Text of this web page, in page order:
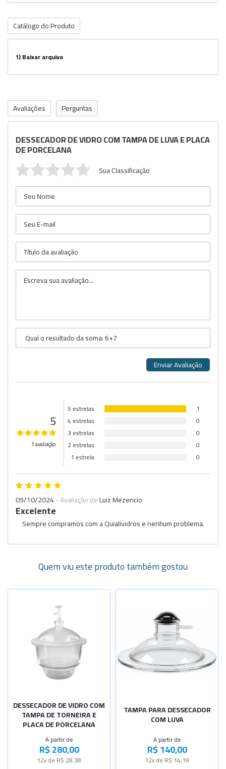
Catálogo do Produto
1)Baixar arquivo
Avaliações Perguntas
DESSECADOR DE VIDRO COM TAMPA DE LUVA E PLACA
DE PORCELANA
Sua Classificação
5
1 avaliação
5 estrelas
1
4 estrelas
0
3 estrelas
0
2 estrelas
0
1 estrela
0
09/10/2024- Avaliação deLuiz Mezencio
Excelente
Sempre compramos com a Quialividros e nenhum problema.
Quem viu este produto também gostou
DESSECADOR DE VIDRO COM
TAMPA DE TORNEIRA E
PLACA DE PORCELANA
A partir de
R$ 280,00
12x de R$ 28,38
Diâm.210mm
Sob Consulta
Diâm.240mm
-
-
TAMPA PARA DESSECADOR
COM LUVA
A partir de
R$ 140,00
12x de R$ 14,19
Para desse
-
Para desse -
Para desse - +